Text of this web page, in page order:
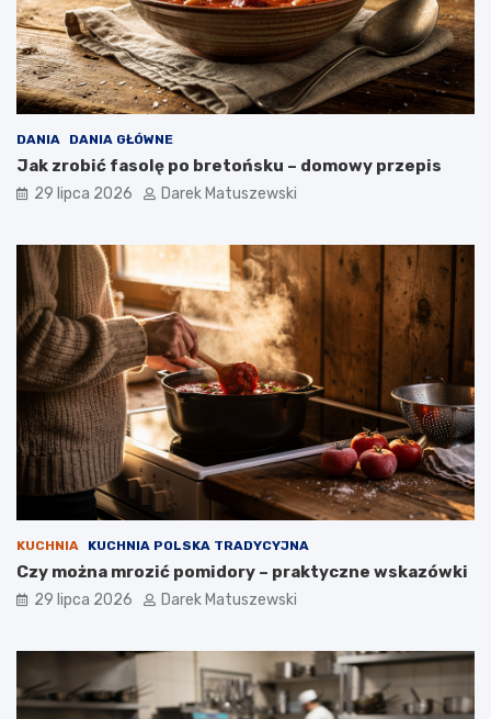
DANIA DANIA GŁÓWNE
Jak zrobić fasolę po bretońsku – domowy przepis
29 lipca 2026 Darek Matuszewski
KUCHNIA KUCHNIA POLSKA TRADYCYJNA
Czy można mrozić pomidory – praktyczne wskazówki
29 lipca 2026 Darek Matuszewski